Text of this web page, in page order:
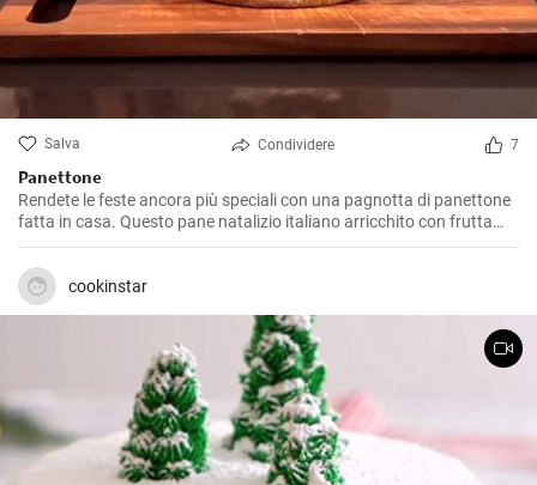
Salva Condividere 7
Panettone
Rendete le feste ancora più speciali con una pagnotta di panettone
fatta in casa. Questo pane natalizio italiano arricchito con frutta
secca macerata nel rum, agrumi e mandorle è facile da preparare a
casa!
cookinstar